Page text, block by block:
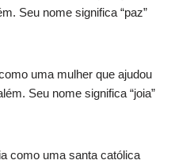
Seu nome significa “paz”
uma mulher que ajudou
Seu nome significa “joia”
como uma santa católica